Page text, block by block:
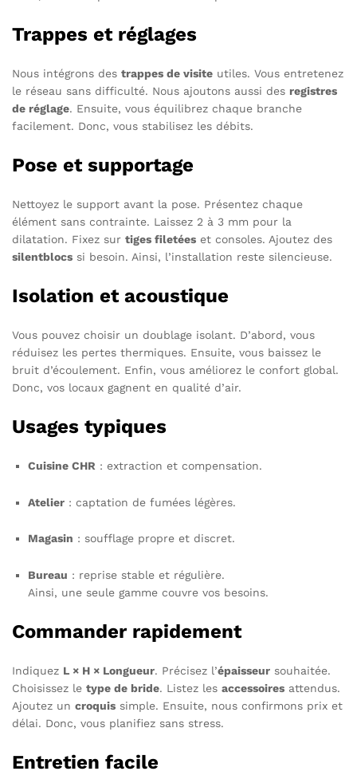
Trappes et réglages
Nous intégrons des trappes de visite utiles. Vous entretenez
le réseau sans difficulté. Nous ajoutons aussi des registres
de réglage. Ensuite, vous équilibrez chaque branche
facilement. Donc, vous stabilisez les débits.
Pose et supportage
Nettoyez le support avant la pose. Présentez chaque
élément sans contrainte. Laissez 2 à 3 mm pour la
dilatation. Fixez sur tiges filetées et consoles. Ajoutez des
silentblocs si besoin. Ainsi, l’installation reste silencieuse.
Isolation et acoustique
Vous pouvez choisir un doublage isolant. D’abord, vous
réduisez les pertes thermiques. Ensuite, vous baissez le
bruit d’écoulement. Enfin, vous améliorez le confort global.
Donc, vos locaux gagnent en qualité d’air.
Usages typiques
Cuisine CHR : extraction et compensation.
Atelier : captation de fumées légères.
Magasin : soufflage propre et discret.
Bureau : reprise stable et régulière.
Ainsi, une seule gamme couvre vos besoins.
Commander rapidement
Indiquez L × H × Longueur. Précisez l’épaisseur souhaitée.
Choisissez le type de bride. Listez les accessoires attendus.
Ajoutez un croquis simple. Ensuite, nous confirmons prix et
délai. Donc, vous planifiez sans stress.
Entretien facile